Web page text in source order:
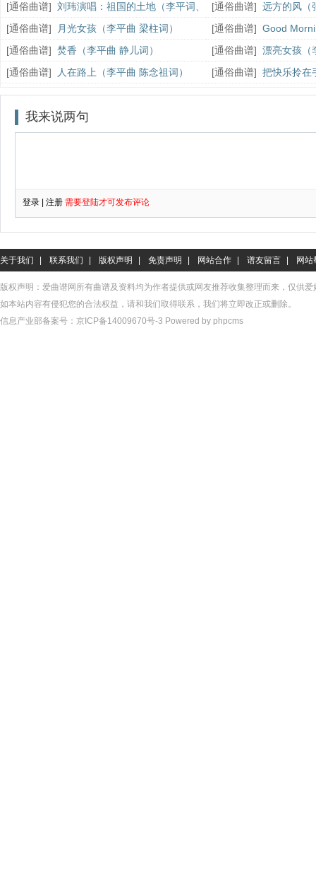
[通俗曲谱] 刘玮演唱：祖国的土地（李平词、
赵连第曲）
[通俗曲谱] 远方的风（
[通俗曲谱] 月光女孩（李平曲 梁柱词） [通俗曲谱] Good
词）
[通俗曲谱] 焚香（李平曲 静儿词） [通俗曲谱] 漂亮女孩（
[通俗曲谱] 人在路上（李平曲 陈念祖词） [通俗曲谱] 把快乐拎在
词）
关于我们 联系我们 版权声明 免责声明 网站合作 谱友留言 网站
版权声明：爱曲谱网所有曲谱及资料均为作者提供或网友推荐收集整理而来，仅供
如本站内容有侵犯您的合法权益，请和我们取得联系，我们将立即改正或删除。
信息产业部备案号： 京ICP备14009670号-3 Powered by phpcms